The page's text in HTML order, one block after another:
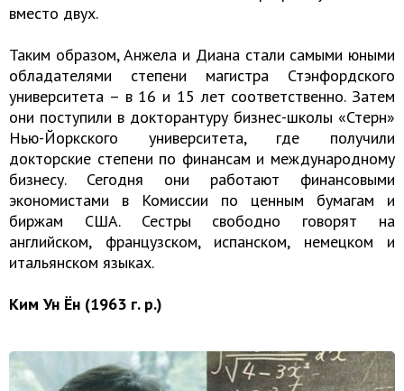
вместо двух.
Таким образом, Анжела и Диана стали самыми юными
обладателями степени магистра Стэнфордского
университета – в 16 и 15 лет соответственно. Затем
они поступили в докторантуру бизнес-школы «Стерн»
Нью-Йоркского университета, где получили
докторские степени по финансам и международному
бизнесу. Сегодня они работают финансовыми
экономистами в Комиссии по ценным бумагам и
биржам США. Сестры свободно говорят на
английском, французском, испанском, немецком и
итальянском языках.
Ким Ун Ён (1963 г. р.)